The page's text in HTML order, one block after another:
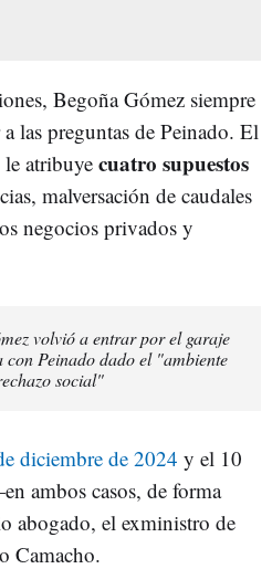
Begoña Gómez siempre
las preguntas de Peinado. El
atribuye cuatro supuestos
malversación de caudales
negocios privados y
volvió a entrar por el garaje
con Peinado dado el "ambiente
social"
diciembre de 2024 y el 10
ambos casos, de forma
abogado, el exministro de
Camacho.